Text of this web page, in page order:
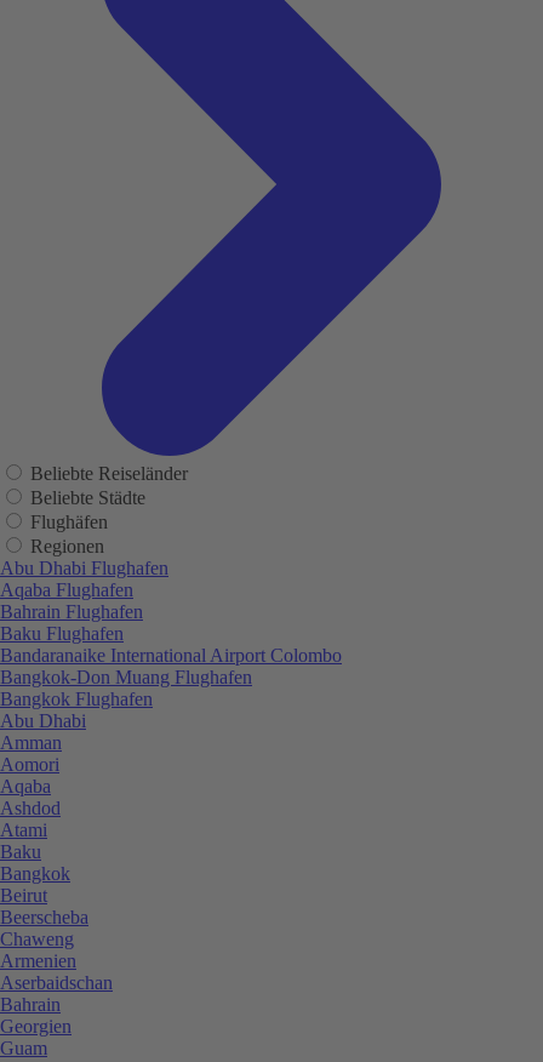
Beliebte Reiseländer
Beliebte Städte
Flughäfen
Regionen
Abu Dhabi Flughafen
Aqaba Flughafen
Bahrain Flughafen
Baku Flughafen
Bandaranaike International Airport Colombo
Bangkok-Don Muang Flughafen
Bangkok Flughafen
Abu Dhabi
Amman
Aomori
Aqaba
Ashdod
Atami
Baku
Bangkok
Beirut
Beerscheba
Chaweng
Armenien
Aserbaidschan
Bahrain
Georgien
Guam